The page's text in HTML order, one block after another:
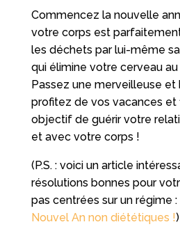
Commencez la nouvelle
votre corps est
les déchets par lui-même
qui élimine votre cerveau
Passez une merveilleuse et
profitez de vos vacances
objectif de guérir votre
et avec votre corps !
(P.S. : voici un article
résolutions bonnes pour
pas centrées sur un régime :
Nouvel An non diététiques !)